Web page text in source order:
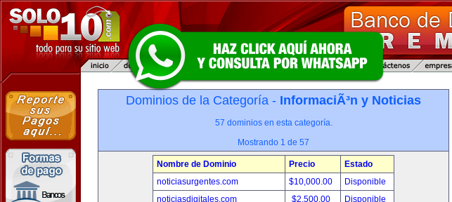
Dominios de la Categoría - InformaciÃ³n y Noticias
57 dominios en esta categoría.
Mostrando 1 de 57
Nombre de Dominio Precio
Estado
noticiasurgentes.com
$10,000.00
Disponible
noticiasdigitales.com
$2,500.00
Disponible